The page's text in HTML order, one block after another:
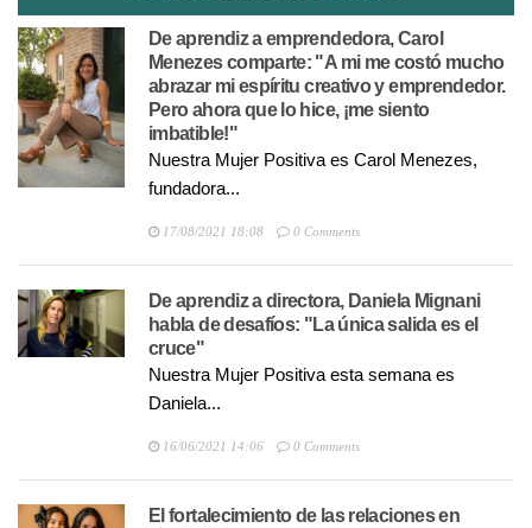
De aprendiz a emprendedora, Carol
Menezes comparte: "A mi me costó mucho
abrazar mi espíritu creativo y emprendedor.
Pero ahora que lo hice, ¡me siento
imbatible!"
Nuestra Mujer Positiva es Carol Menezes,
fundadora...
17/08/2021 18:08 0 Comments
De aprendiz a directora, Daniela Mignani
habla de desafíos: "La única salida es el
cruce"
Nuestra Mujer Positiva esta semana es
Daniela...
16/06/2021 14:06 0 Comments
El fortalecimiento de las relaciones en